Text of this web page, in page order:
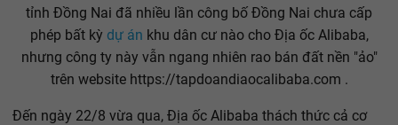
tỉnh Đồng Nai đã nhiều lần công bố Đồng Nai chưa cấp
phép bất kỳ dự án khu dân cư nào cho Địa ốc Alibaba,
nhưng công ty này vẫn ngang nhiên rao bán đất nền "ảo"
trên website https://tapdoandiaocalibaba.com .
Đến ngày 22/8 vừa qua, Địa ốc Alibaba thách thức cả cơ